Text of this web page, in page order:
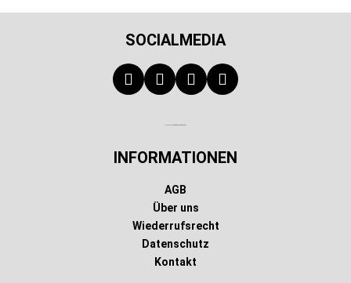
SOCIALMEDIA
INFORMATIONEN
AGB
Über uns
Wiederrufsrecht
Datenschutz
Kontakt